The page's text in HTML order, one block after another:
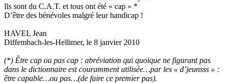
Ils sont du C.A.T. et tous ont été « cap » *
D’être des bénévoles malgré leur handicap !
HAVEL Jean
Diffembach-les-Hellimer, le 8 janvier 2010
(*) Être cap ou pas cap : abréviation qui quoique ne figurant pas
dans le dictionnaire est couramment utilisée…par les « d’jeunsss » :
être capable…ou pas…(de faire ce premier pas).